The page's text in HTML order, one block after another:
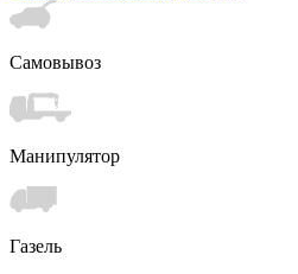
Самовывоз
Манипулятор
Газель